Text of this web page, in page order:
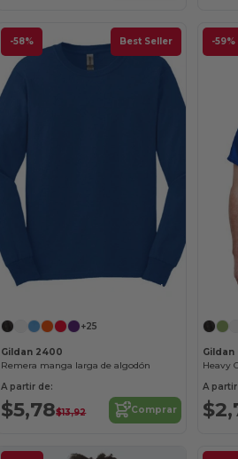
-58% Best Seller
¡Personalízalo!
+25
Gildan 2400
Remera manga larga de algodón
A partir de:
$5,78$13,92 Comprar
-59%
Gildan
Heavy
A